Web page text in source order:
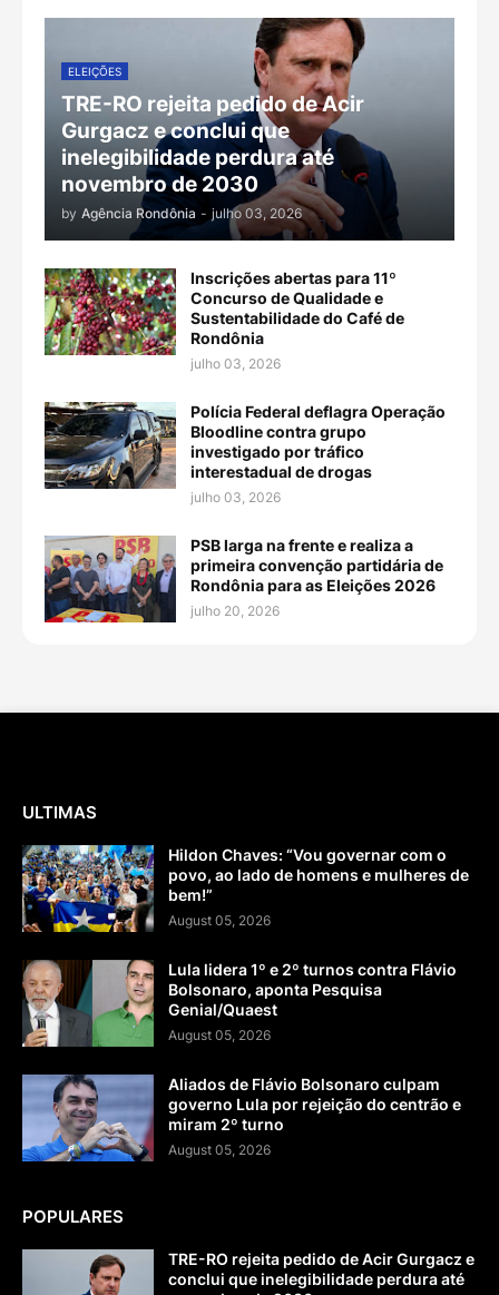
ELEIÇÕES
TRE-RO rejeita pedido de Acir
Gurgacz e conclui que
inelegibilidade perdura até
novembro de 2030
by Agência Rondônia - julho 03, 2026
Inscrições abertas para 11º
Concurso de Qualidade e
Sustentabilidade do Café de
Rondônia
julho 03, 2026
Polícia Federal deflagra Operação
Bloodline contra grupo
investigado por tráfico
interestadual de drogas
julho 03, 2026
PSB larga na frente e realiza a
primeira convenção partidária de
Rondônia para as Eleições 2026
julho 20, 2026
ULTIMAS
Hildon Chaves: “Vou governar com o
povo, ao lado de homens e mulheres de
bem!”
August 05, 2026
Lula lidera 1º e 2º turnos contra Flávio
Bolsonaro, aponta Pesquisa
Genial/Quaest
August 05, 2026
Aliados de Flávio Bolsonaro culpam
governo Lula por rejeição do centrão e
miram 2º turno
August 05, 2026
POPULARES
TRE-RO rejeita pedido de Acir Gurgacz e
conclui que inelegibilidade perdura até